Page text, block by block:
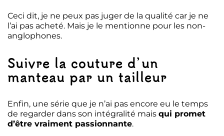
Ceci dit, je ne peux pas juger de la qualité car je ne
l’ai pas acheté. Mais je le mentionne pour les non-
anglophones.
Suivre la couture d’un
manteau par un tailleur
Enfin, une série que je n’ai pas encore eu le temps
de regarder dans son intégralité mais qui promet
d’être vraiment passionnante.